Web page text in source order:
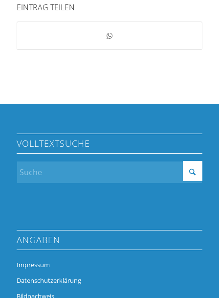
EINTRAG TEILEN
VOLLTEXTSUCHE
ANGABEN
Impressum
Datenschutzerklärung
Bildnachweis